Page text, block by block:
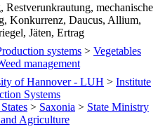
Restverunkrautung, mechanische
Konkurrenz, Daucus, Allium,
Jäten, Ertrag
systems > Vegetables
management
of Hannover - LUH > Institute
Systems
> Saxonia > State Ministry
Agriculture